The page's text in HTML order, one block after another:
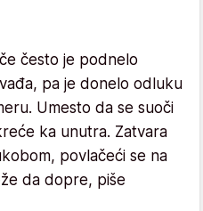
često je podnelo
pa je donelo odluku
Umesto da se suoči
ka unutra. Zatvara
povlačeći se na
da dopre, piše